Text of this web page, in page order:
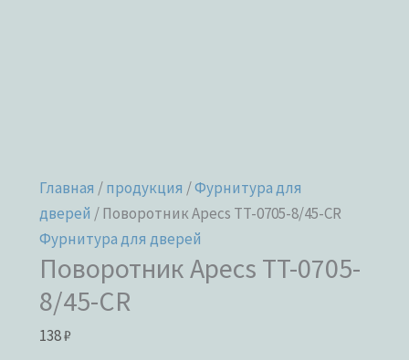
Главная /продукция /Фурнитура для
дверей / Поворотник Apecs TT-0705-8/45-CR
Фурнитура для дверей
Поворотник Apecs TT-0705-
8/45-CR
138₽